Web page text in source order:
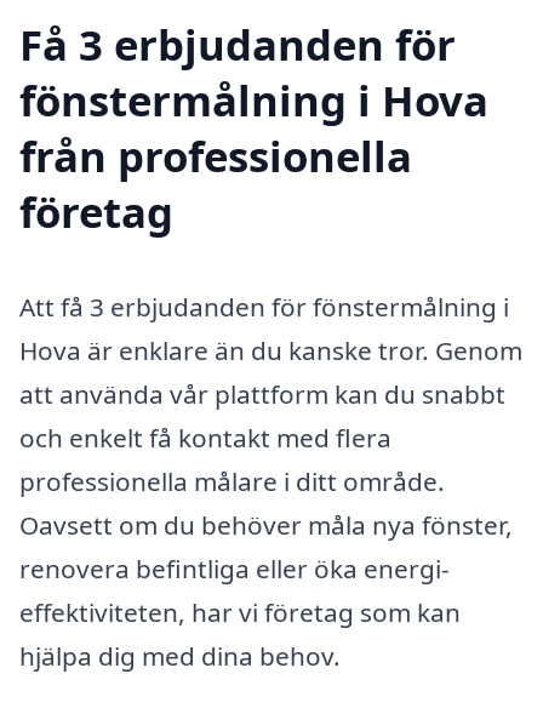
Få 3 erbjudanden för
fönstermålning i Hova
från professionella
företag
Att få 3 erbjudanden för fönstermålning i
Hova är enklare än du kanske tror. Genom
att använda vår plattform kan du snabbt
och enkelt få kontakt med flera
professionella målare i ditt område.
Oavsett om du behöver måla nya fönster,
renovera befintliga eller öka energi-
effektiviteten, har vi företag som kan
hjälpa dig med dina behov.